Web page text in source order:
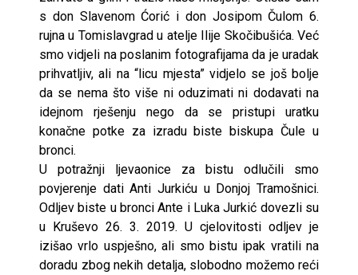
s don Slavenom Ćorić i don Josipom Čulom 6.
rujna u Tomislavgrad u atelje Ilije Skočibušića. Već
smo vidjeli na poslanim fotografijama da je uradak
prihvatljiv, ali na “licu mjesta” vidjelo se još bolje
da se nema što više ni oduzimati ni dodavati na
idejnom rješenju nego da se pristupi uratku
konačne potke za izradu biste biskupa Čule u
bronci.
U potražnji ljevaonice za bistu odlučili smo
povjerenje dati Anti Jurkiću u Donjoj Tramošnici.
Odljev biste u bronci Ante i Luka Jurkić dovezli su
u Kruševo 26. 3. 2019. U cjelovitosti odljev je
izišao vrlo uspješno, ali smo bistu ipak vratili na
doradu zbog nekih detalja, slobodno možemo reći